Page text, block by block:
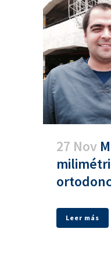
27 Nov
Leer más